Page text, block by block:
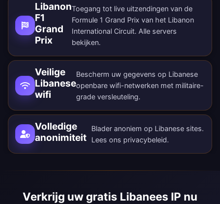
Libanon
F1
Grand
Prix
Toegang tot live uitzendingen van de
Formule 1 Grand Prix van het Libanon
International Circuit. Alle servers
bekijken.
Veilige
Libanese
wifi
Bescherm uw gegevens op Libanese
openbare wifi-netwerken met militaire-
grade versleuteling.
Volledige
anonimiteit
Blader anoniem op Libanese sites.
Lees ons privacybeleid.
Verkrijg uw gratis Libanees IP nu